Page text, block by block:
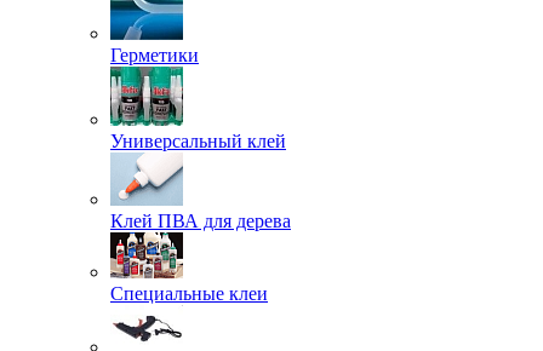
Герметики
Универсальный клей
Клей ПВА для дерева
Специальные клеи